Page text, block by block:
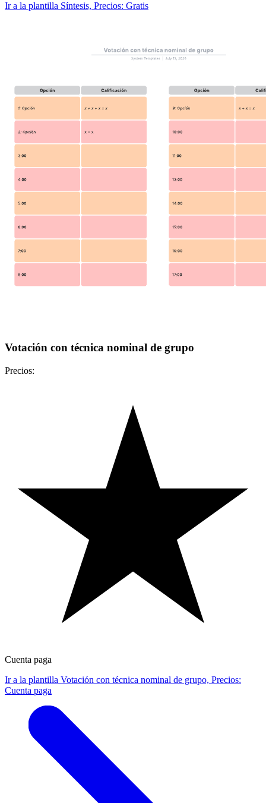
Ir a la plantilla Síntesis, Precios: Gratis
Votación con técnica nominal de grupo
Precios:
Cuenta paga
Ir a la plantilla Votación con técnica nominal de grupo, Precios:
Cuenta paga